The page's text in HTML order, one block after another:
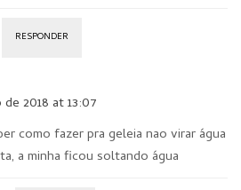
RESPONDER
2018 at 13:07
como fazer pra geleia nao virar água
a minha ficou soltando água